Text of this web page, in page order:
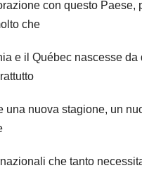
con questo Paese,
che
e il Québec nascesse da
una nuova stagione, un
che tanto